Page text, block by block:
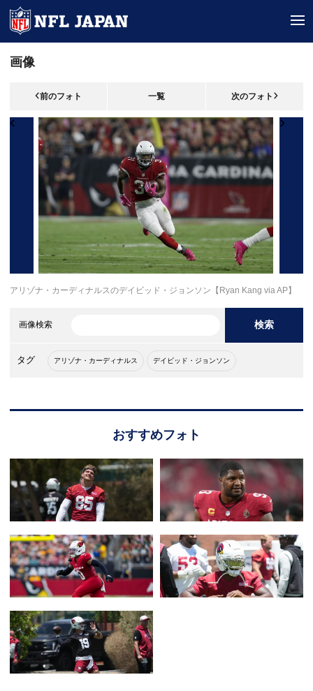
画像
前のフォト 一覧 次のフォト
アリゾナ・カーディナルスのデイビッド・ジョンソン【Ryan Kang via AP】
画像検索 検索
タグ アリゾナ・カーディナルス デイビッド・ジョンソン
おすすめフォト